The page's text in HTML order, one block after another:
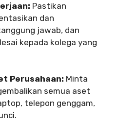
Pastikan
dan
jawab, dan
kepada kolega yang
Perusahaan: Minta
semua aset
telepon genggam,